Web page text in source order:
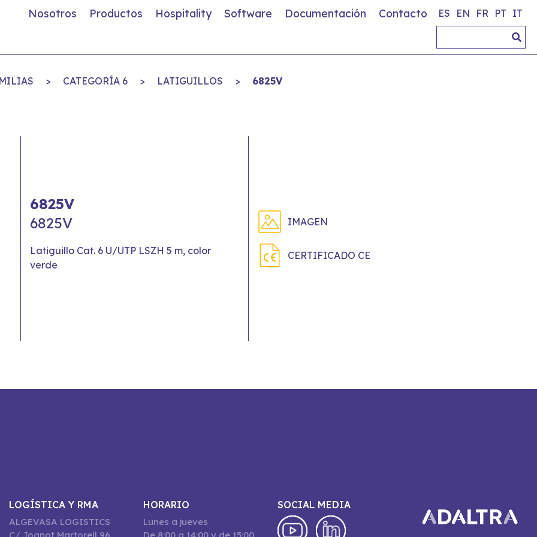
Nosotros Productos Hospitality Software Documentación Contacto ES EN FR PT IT
> CATEGORÍA 6 > LATIGUILLOS > 6825V
6825V
6825V
Latiguillo Cat. 6 U/UTP LSZH 5 m, color
verde
IMAGEN
CERTIFICADO CE
LOGÍSTICA Y RMA
ALGEVASA LOGISTICS
HORARIO
Lunes a jueves
SOCIAL MEDIA